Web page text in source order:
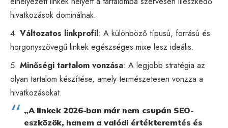
hivatkozások dominálnak.
Változatos linkprofil: A különböző típusú, forrású és
horgonyszövegű linkek egészséges mixe lesz ideális.
Minőségi tartalom vonzása: A legjobb stratégia az
olyan tartalom készítése, amely természetesen vonzza a
hivatkozásokat.
„A linkek 2026-ban már nem csupán SEO-
eszközök, hanem a valódi értékteremtés és